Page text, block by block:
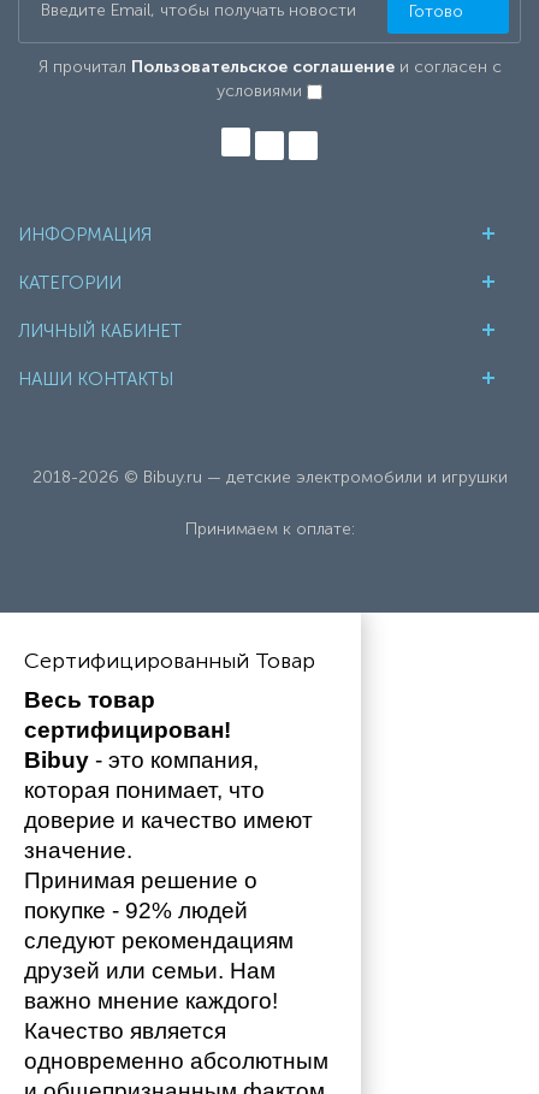
Я прочитал Пользовательское соглашениеи согласен с
условиями
Готово
ИНФОРМАЦИЯ
КАТЕГОРИИ
ЛИЧНЫЙ КАБИНЕТ
НАШИ КОНТАКТЫ
2018-2026 © Bibuy.ru — детские электромобили и игрушки
Принимаем к оплате:
Сертифицированный Товар
Весь товар
сертифицирован!
Bibuy - это компания,
которая понимает, что
доверие и качество имеют
значение.
Принимая решение о
покупке - 92% людей
следуют рекомендациям
друзей или семьи. Нам
важно мнение каждого!
Качество является
одновременно абсолютным